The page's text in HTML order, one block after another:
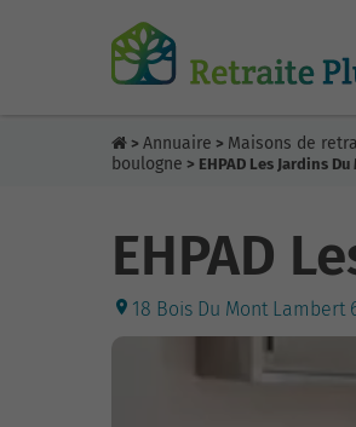
> Annuaire > Maisons de
boulogne > EHPAD Les Jardins
EHPAD
18 Bois Du Mont